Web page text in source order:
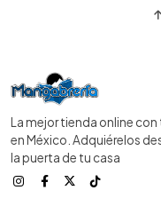
La mejor tienda online
en México. Adquiérelos
la puerta de tu casa